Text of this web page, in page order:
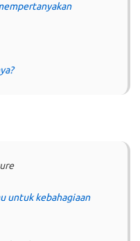
untuk kebahagiaan